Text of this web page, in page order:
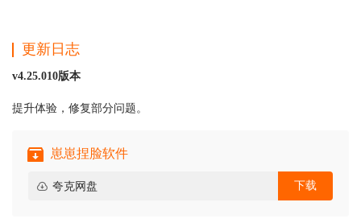
更新日志
v4.25.010版本
提升体验，修复部分问题。
崽崽捏脸软件
夸克网盘 下载